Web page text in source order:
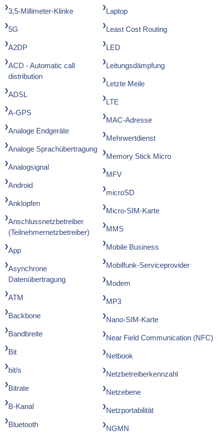
3,5-Millimeter-Klinke
5G
A2DP
ACD - Automatic call
distribution
ADSL
A-GPS
Analoge Endgeräte
Analoge Sprachübertragung
Analogsignal
Android
Anklopfen
Anschlussnetzbetreiber
(Teilnehmernetzbetreiber)
App
Asynchrone
Datenübertragung
ATM
Backbone
Bandbreite
Bit
bit/s
Bitrate
B-Kanal
Bluetooth
Laptop
Least Cost Routing
LED
Leitungsdämpfung
Letzte Meile
LTE
MAC-Adresse
Mehrwertdienst
Memory Stick Micro
MFV
microSD
Micro-SIM-Karte
MMS
Mobile Business
Mobilfunk-Serviceprovider
Modem
MP3
Nano-SIM-Karte
Near Field Communication (NFC)
Netbook
Netzbetreiberkennzahl
Netzebene
Netzportabilität
NGMN